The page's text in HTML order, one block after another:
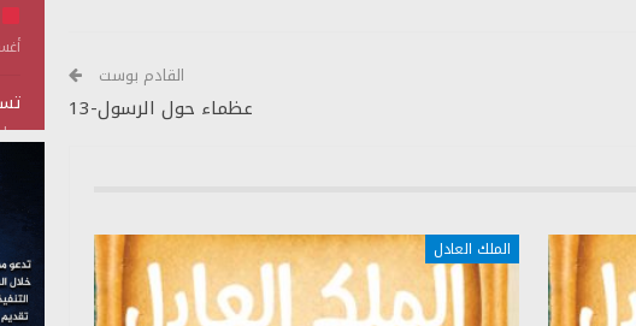
أو
خفض
مستوى
القادم بوست
عظماء حول الرسول-13
الملك العادل
يوليو
يوليو